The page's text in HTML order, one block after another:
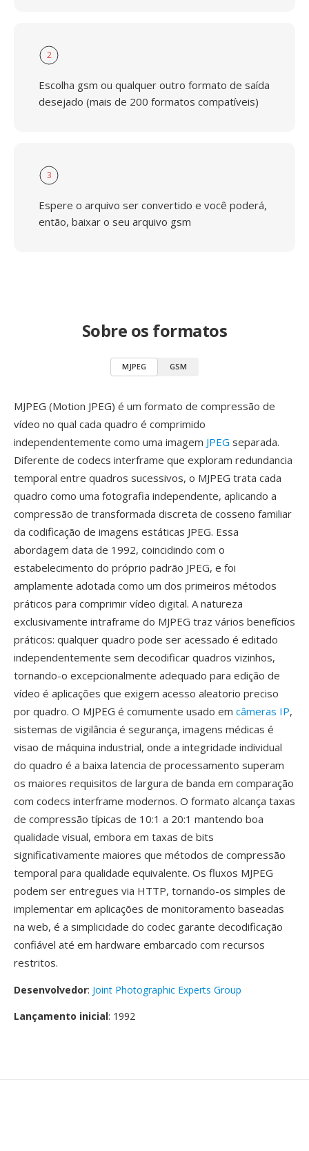
2
Escolha gsm ou qualquer outro formato de saída
desejado (mais de 200 formatos compatíveis)
3
Espere o arquivo ser convertido e você poderá,
então, baixar o seu arquivo gsm
Sobre os formatos
MJPEG GSM
MJPEG (Motion JPEG) é um formato de compressão de
vídeo no qual cada quadro é comprimido
independentemente como uma imagem JPEG separada.
Diferente de codecs interframe que exploram redundancia
temporal entre quadros sucessivos, o MJPEG trata cada
quadro como uma fotografia independente, aplicando a
compressão de transformada discreta de cosseno familiar
da codificação de imagens estáticas JPEG. Essa
abordagem data de 1992, coincidindo com o
estabelecimento do próprio padrão JPEG, e foi
amplamente adotada como um dos primeiros métodos
práticos para comprimir vídeo digital. A natureza
exclusivamente intraframe do MJPEG traz vários benefícios
práticos: qualquer quadro pode ser acessado é editado
independentemente sem decodificar quadros vizinhos,
tornando-o excepcionalmente adequado para edição de
vídeo é aplicações que exigem acesso aleatorio preciso
por quadro. O MJPEG é comumente usado em câmeras IP,
sistemas de vigilância é segurança, imagens médicas é
visao de máquina industrial, onde a integridade individual
do quadro é a baixa latencia de processamento superam
os maiores requisitos de largura de banda em comparação
com codecs interframe modernos. O formato alcança taxas
de compressão típicas de 10:1 a 20:1 mantendo boa
qualidade visual, embora em taxas de bits
significativamente maiores que métodos de compressão
temporal para qualidade equivalente. Os fluxos MJPEG
podem ser entregues via HTTP, tornando-os simples de
implementar em aplicações de monitoramento baseadas
na web, é a simplicidade do codec garante decodificação
confiável até em hardware embarcado com recursos
restritos.
Desenvolvedor: Joint Photographic Experts Group
Lançamento inicial: 1992